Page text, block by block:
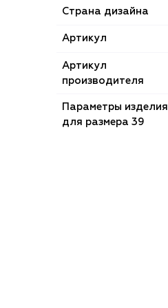
Страна дизайна
Артикул
Артикул
производителя
Параметры изделия
для размера 39